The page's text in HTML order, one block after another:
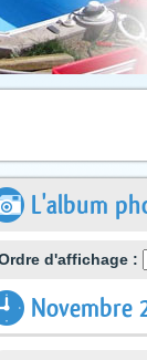
L'album
d'affichage :
Novembre